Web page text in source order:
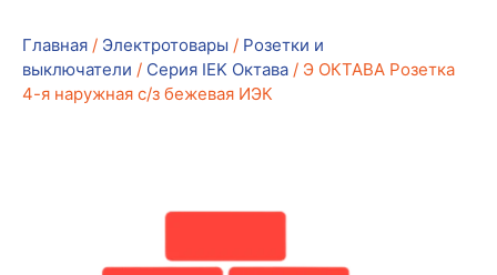
Главная / Электротовары / Розетки и
выключатели / Серия IEK Октава / Э ОКТАВА Розетка
4-я наружная с/з бежевая ИЭК